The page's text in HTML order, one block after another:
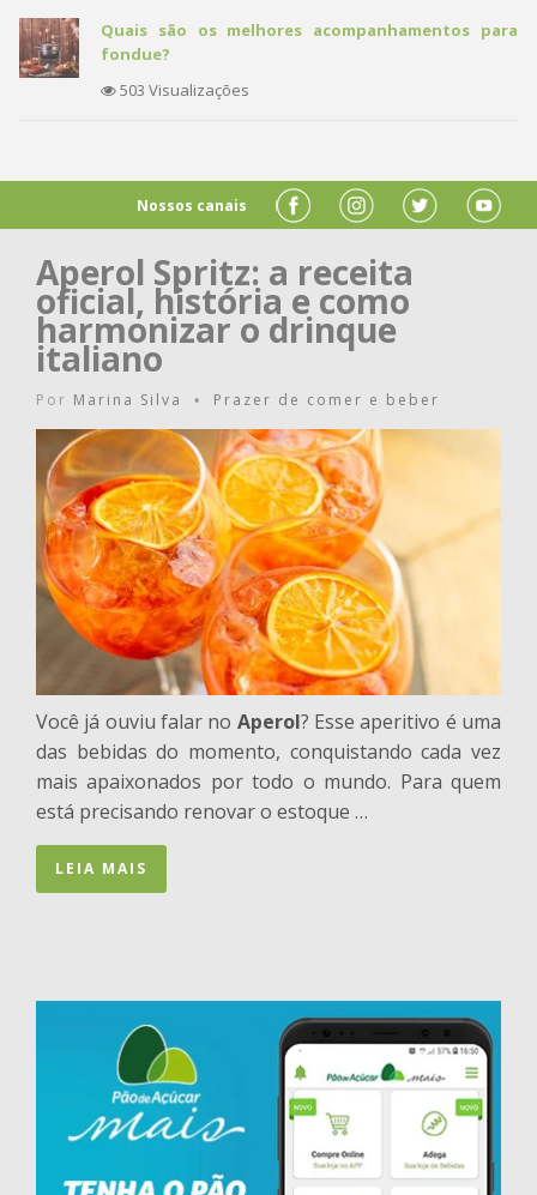
Quais são os melhores acompanhamentos para
fondue?
503 Visualizações
Nossos canais
Aperol Spritz: a receita
oficial, história e como
harmonizar o drinque
italiano
Por Marina Silva • Prazer de comer e beber
Você já ouviu falar no Aperol? Esse aperitivo é uma
das bebidas do momento, conquistando cada vez
mais apaixonados por todo o mundo. Para quem
está precisando renovar o estoque …
LEIA MAIS